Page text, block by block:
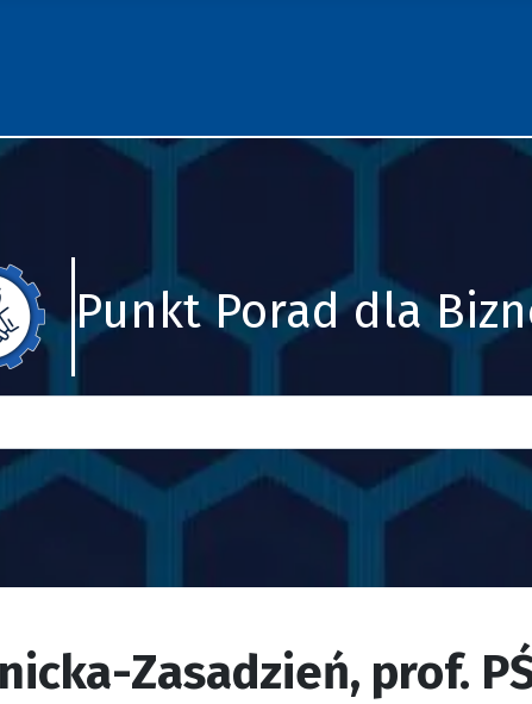
Punkt Porad dla
Type 2 or more characters for
Zasadzień, prof.